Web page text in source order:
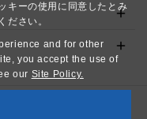
キーの使用に同意したとみ
ださい。
and for other
you accept the use of
our Site Policy.
Reserved.